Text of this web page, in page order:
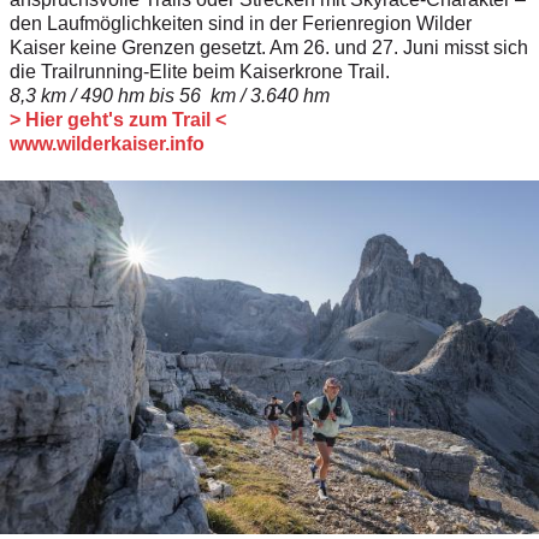
den Laufmöglichkeiten sind in der Ferienregion Wilder
Kaiser keine Grenzen gesetzt. Am 26. und 27. Juni misst sich
die Trailrunning-Elite beim Kaiserkrone Trail.
8,3 km / 490 hm bis 56 km / 3.640 hm
> Hier geht's zum Trail <
www.wilderkaiser.info